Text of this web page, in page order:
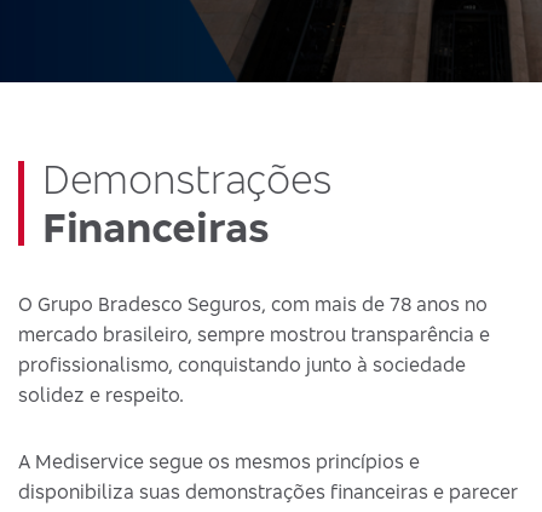
Demonstrações
Financeiras
O Grupo Bradesco Seguros, com mais de 78 anos no
mercado brasileiro, sempre mostrou transparência e
profissionalismo, conquistando junto à sociedade
solidez e respeito.
A Mediservice segue os mesmos princípios e
disponibiliza suas demonstrações financeiras e parecer